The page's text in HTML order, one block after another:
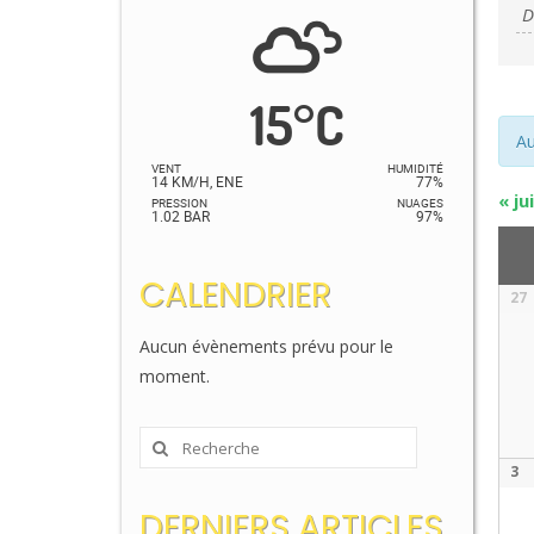
et
«
27
3
15°C
VENT
14 KM/H, ENE
PRESSION
1.02 BAR
HUMIDITÉ
77%
NUAGES
97%
CALENDRIER
Aucun évènements prévu pour le
moment.
Rechercher
: